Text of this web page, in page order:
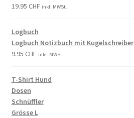
19.95 CHF inkl. MWSt.
Logbuch
Logbuch Notizbuch mit Kugelschreiber
9.95 CHF inkl. MWSt.
T-Shirt Hund
Dosen
Schnüffler
Grösse L